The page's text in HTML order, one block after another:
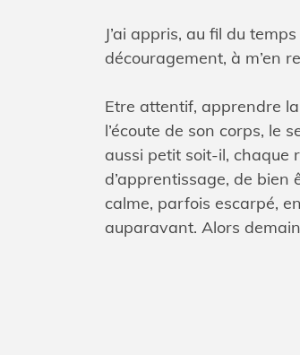
J’ai appris, au fil du
découragement, à m’en
Etre attentif, apprendre
l’écoute de son corps, le
aussi petit soit-il, chaque
d’apprentissage, de
calme, parfois escarpé,
auparavant. Alors demain